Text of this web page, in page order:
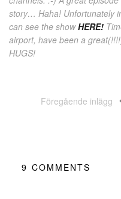
story… Haha! Unfortunately
can see the showHERE!
airport, have been a
HUGS!
Föregående inlägg
9 COMMENTS